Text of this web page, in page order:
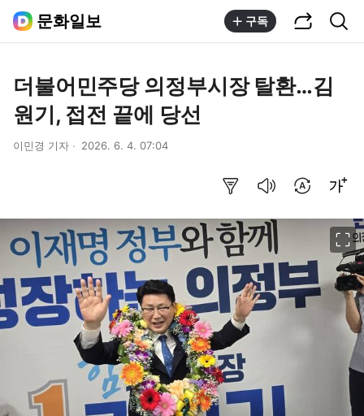
문화일보 구독
더불어민주당 의정부시장 탈환…김
원기, 접전 끝에 당선
이민경 기자 2026. 6. 4. 07:04